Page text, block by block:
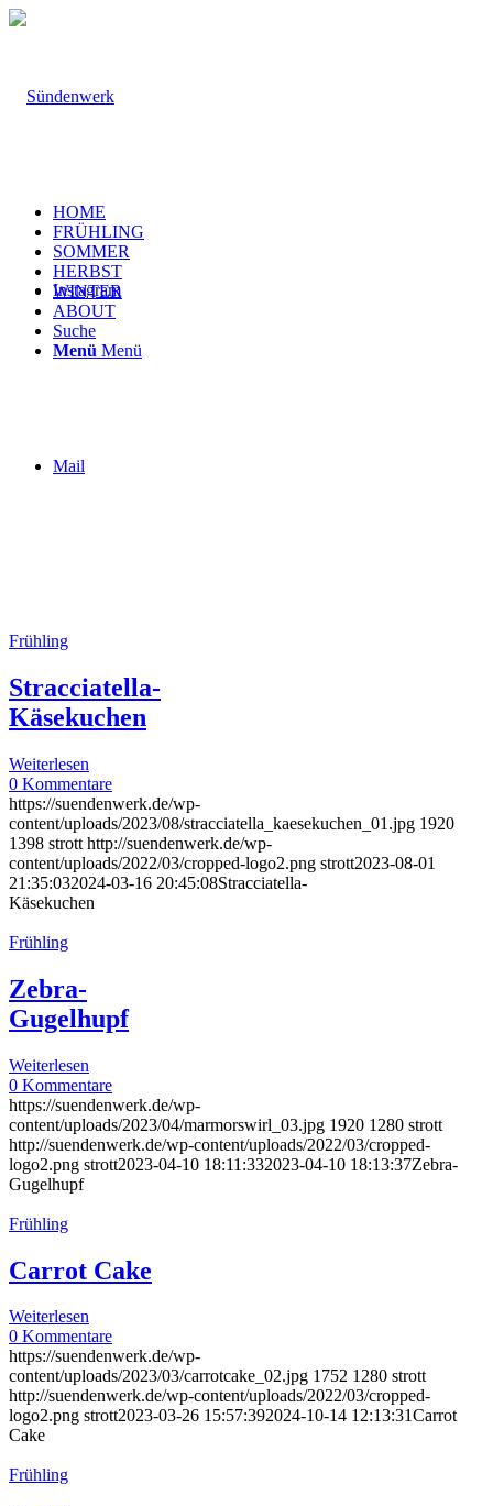
Instagram
Mail
HOME
FRÜHLING
SOMMER
HERBST
WINTER
ABOUT
Suche
Menü Menü
Frühling
Stracciatella-
Käsekuchen
Weiterlesen
0 Kommentare
https://suendenwerk.de/wp-
content/uploads/2023/08/stracciatella_kaesekuchen_01.jpg 1920
1398 strott http://suendenwerk.de/wp-
content/uploads/2022/03/cropped-logo2.png strott2023-08-01
21:35:032024-03-16 20:45:08Stracciatella-
Käsekuchen
Frühling
Zebra-
Gugelhupf
Weiterlesen
0 Kommentare
https://suendenwerk.de/wp-
content/uploads/2023/04/marmorswirl_03.jpg 1920 1280 strott
http://suendenwerk.de/wp-content/uploads/2022/03/cropped-
logo2.png strott2023-04-10 18:11:332023-04-10 18:13:37Zebra-
Gugelhupf
Frühling
Carrot Cake
Weiterlesen
0 Kommentare
https://suendenwerk.de/wp-
content/uploads/2023/03/carrotcake_02.jpg 1752 1280 strott
http://suendenwerk.de/wp-content/uploads/2022/03/cropped-
logo2.png strott2023-03-26 15:57:392024-10-14 12:13:31Carrot
Cake
Frühling